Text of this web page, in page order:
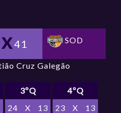
41 SOD
Cruz Galegão
3ºQ
24
X 13
4ºQ
23
X 13